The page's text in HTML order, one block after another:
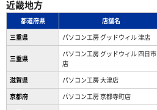
近畿地方
都道府県 店舗名
三重県
パソコン工房 グッドウィル 津店
三重県
パソコン工房 グッドウィル 四日市
店
滋賀県 パソコン工房 大津店
京都府
パソコン工房 京都寺町店